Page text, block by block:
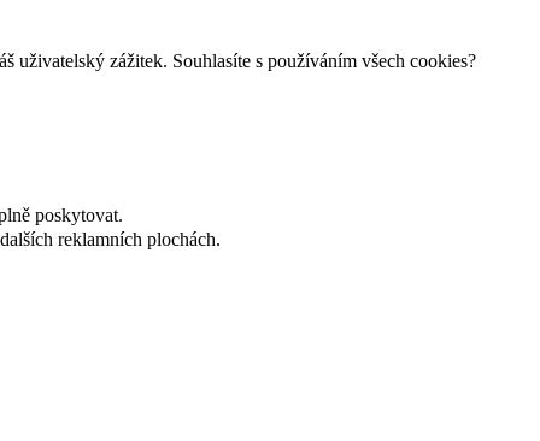
uživatelský zážitek. Souhlasíte s používáním všech cookies?
poskytovat.
reklamních plochách.